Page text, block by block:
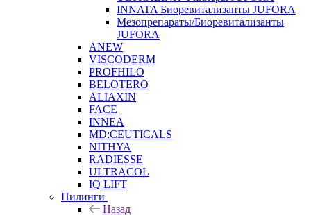
INNATA Биоревитализанты JUFORA
Мезопрепараты/Биоревитализанты
JUFORA
ANEW
VISCODERM
PROFHILO
BELOTERO
ALIAXIN
FACE
INNEA
MD:CEUTICALS
NITHYA
RADIESSE
ULTRACOL
IQ LIFT
Пилинги
Назад